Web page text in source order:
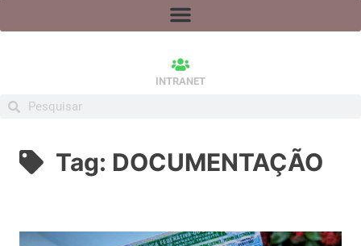
INTRANET
Tag: DOCUMENTAÇÃO